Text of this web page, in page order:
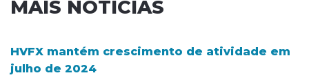
MAIS NOTÍCIAS
HVFX mantém crescimento de atividade em
julho de 2024